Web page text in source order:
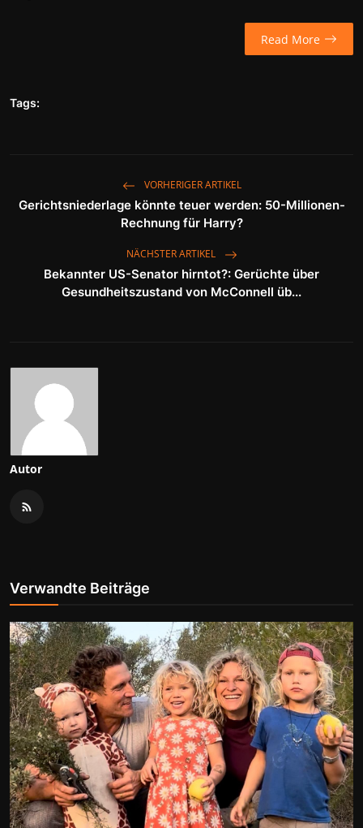
Read More
Tags:
VORHERIGER ARTIKEL
Gerichtsniederlage könnte teuer werden: 50-Millionen-
Rechnung für Harry?
NÄCHSTER ARTIKEL
Bekannter US-Senator hirntot?: Gerüchte über
Gesundheitszustand von McConnell üb...
Autor
Verwandte Beiträge